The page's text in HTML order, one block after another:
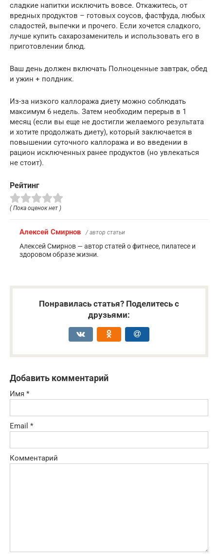
сладкие напитки исключить вовсе. Откажитесь, от
вредных продуктов – готовых соусов, фастфуда, любых
сладостей, выпечки и прочего. Если хочется сладкого,
лучше купить сахарозаменитель и использовать его в
приготовлении блюд.
Ваш день должен включать Полноценные завтрак, обед
и ужин + полдник.
Из-за низкого каллоража диету можно соблюдать
максимум 6 недель. Затем необходим перерыв в 1
месяц (если вы еще не достигли желаемого результата
и хотите продолжать диету), который заключается в
повышении суточного каллоража и во введении в
рацион исключенных ранее продуктов (но увлекаться
не стоит).
Рейтинг
( Пока оценок нет )
Алексей Смирнов / автор статьи
Алексей Смирнов — автор статей о фитнесе, пилатесе и
здоровом образе жизни.
Понравилась статья? Поделитесь с
друзьями:
Добавить комментарий
Имя *
Email *
Комментарий